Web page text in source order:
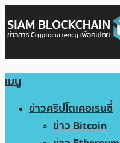
เมนู
ข่าวคริปโตเคอเรนซี่
ข่าว Bitcoin